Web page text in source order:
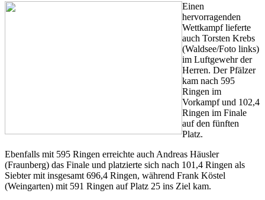
Einen
hervorragenden
Wettkampf lieferte
auch Torsten Krebs
(Waldsee/Foto links)
im Luftgewehr der
Herren. Der Pfälzer
kam nach 595
Ringen im
Vorkampf und 102,4
Ringen im Finale
auf den fünften
Platz.
Ebenfalls mit 595 Ringen erreichte auch Andreas Häusler
(Fraunberg) das Finale und platzierte sich nach 101,4 Ringen als
Siebter mit insgesamt 696,4 Ringen, während Frank Köstel
(Weingarten) mit 591 Ringen auf Platz 25 ins Ziel kam.